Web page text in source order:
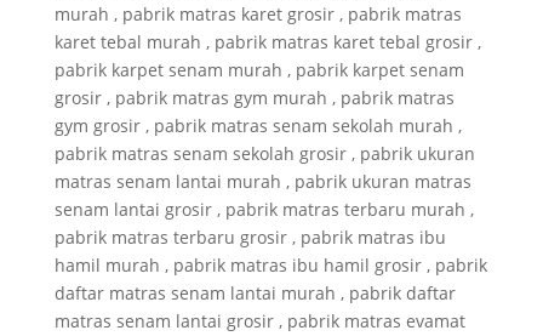
murah , pabrik matras karet grosir , pabrik matras
karet tebal murah , pabrik matras karet tebal grosir ,
pabrik karpet senam murah , pabrik karpet senam
grosir , pabrik matras gym murah , pabrik matras
gym grosir , pabrik matras senam sekolah murah ,
pabrik matras senam sekolah grosir , pabrik ukuran
matras senam lantai murah , pabrik ukuran matras
senam lantai grosir , pabrik matras terbaru murah ,
pabrik matras terbaru grosir , pabrik matras ibu
hamil murah , pabrik matras ibu hamil grosir , pabrik
daftar matras senam lantai murah , pabrik daftar
matras senam lantai grosir , pabrik matras evamat